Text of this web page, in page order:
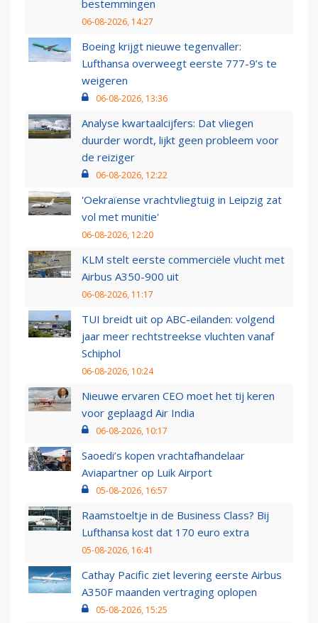
bestemmingen
06-08-2026, 14:27
Boeing krijgt nieuwe tegenvaller:
Lufthansa overweegt eerste 777-9’s te
weigeren
06-08-2026, 13:36
Analyse kwartaalcijfers: Dat vliegen
duurder wordt, lijkt geen probleem voor
de reiziger
06-08-2026, 12:22
'Oekraïense vrachtvliegtuig in Leipzig zat
vol met munitie'
06-08-2026, 12:20
KLM stelt eerste commerciële vlucht met
Airbus A350-900 uit
06-08-2026, 11:17
TUI breidt uit op ABC-eilanden: volgend
jaar meer rechtstreekse vluchten vanaf
Schiphol
06-08-2026, 10:24
Nieuwe ervaren CEO moet het tij keren
voor geplaagd Air India
06-08-2026, 10:17
Saoedi’s kopen vrachtafhandelaar
Aviapartner op Luik Airport
05-08-2026, 16:57
Raamstoeltje in de Business Class? Bij
Lufthansa kost dat 170 euro extra
05-08-2026, 16:41
Cathay Pacific ziet levering eerste Airbus
A350F maanden vertraging oplopen
05-08-2026, 15:25